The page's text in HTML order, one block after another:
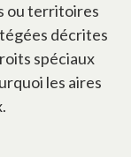
ou territoires
décrites
spéciaux
les aires